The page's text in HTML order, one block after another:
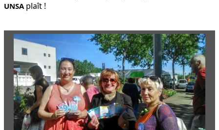
UNSAplaît !